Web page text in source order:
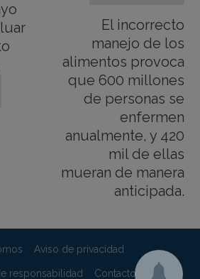
El incorrecto
manejo de los
alimentos provoca
que 600 millones
de personas se
enfermen
anualmente, y 420
mil de ellas
mueran de manera
anticipada.
Aviso de privacidad
responsabilidad Contacto